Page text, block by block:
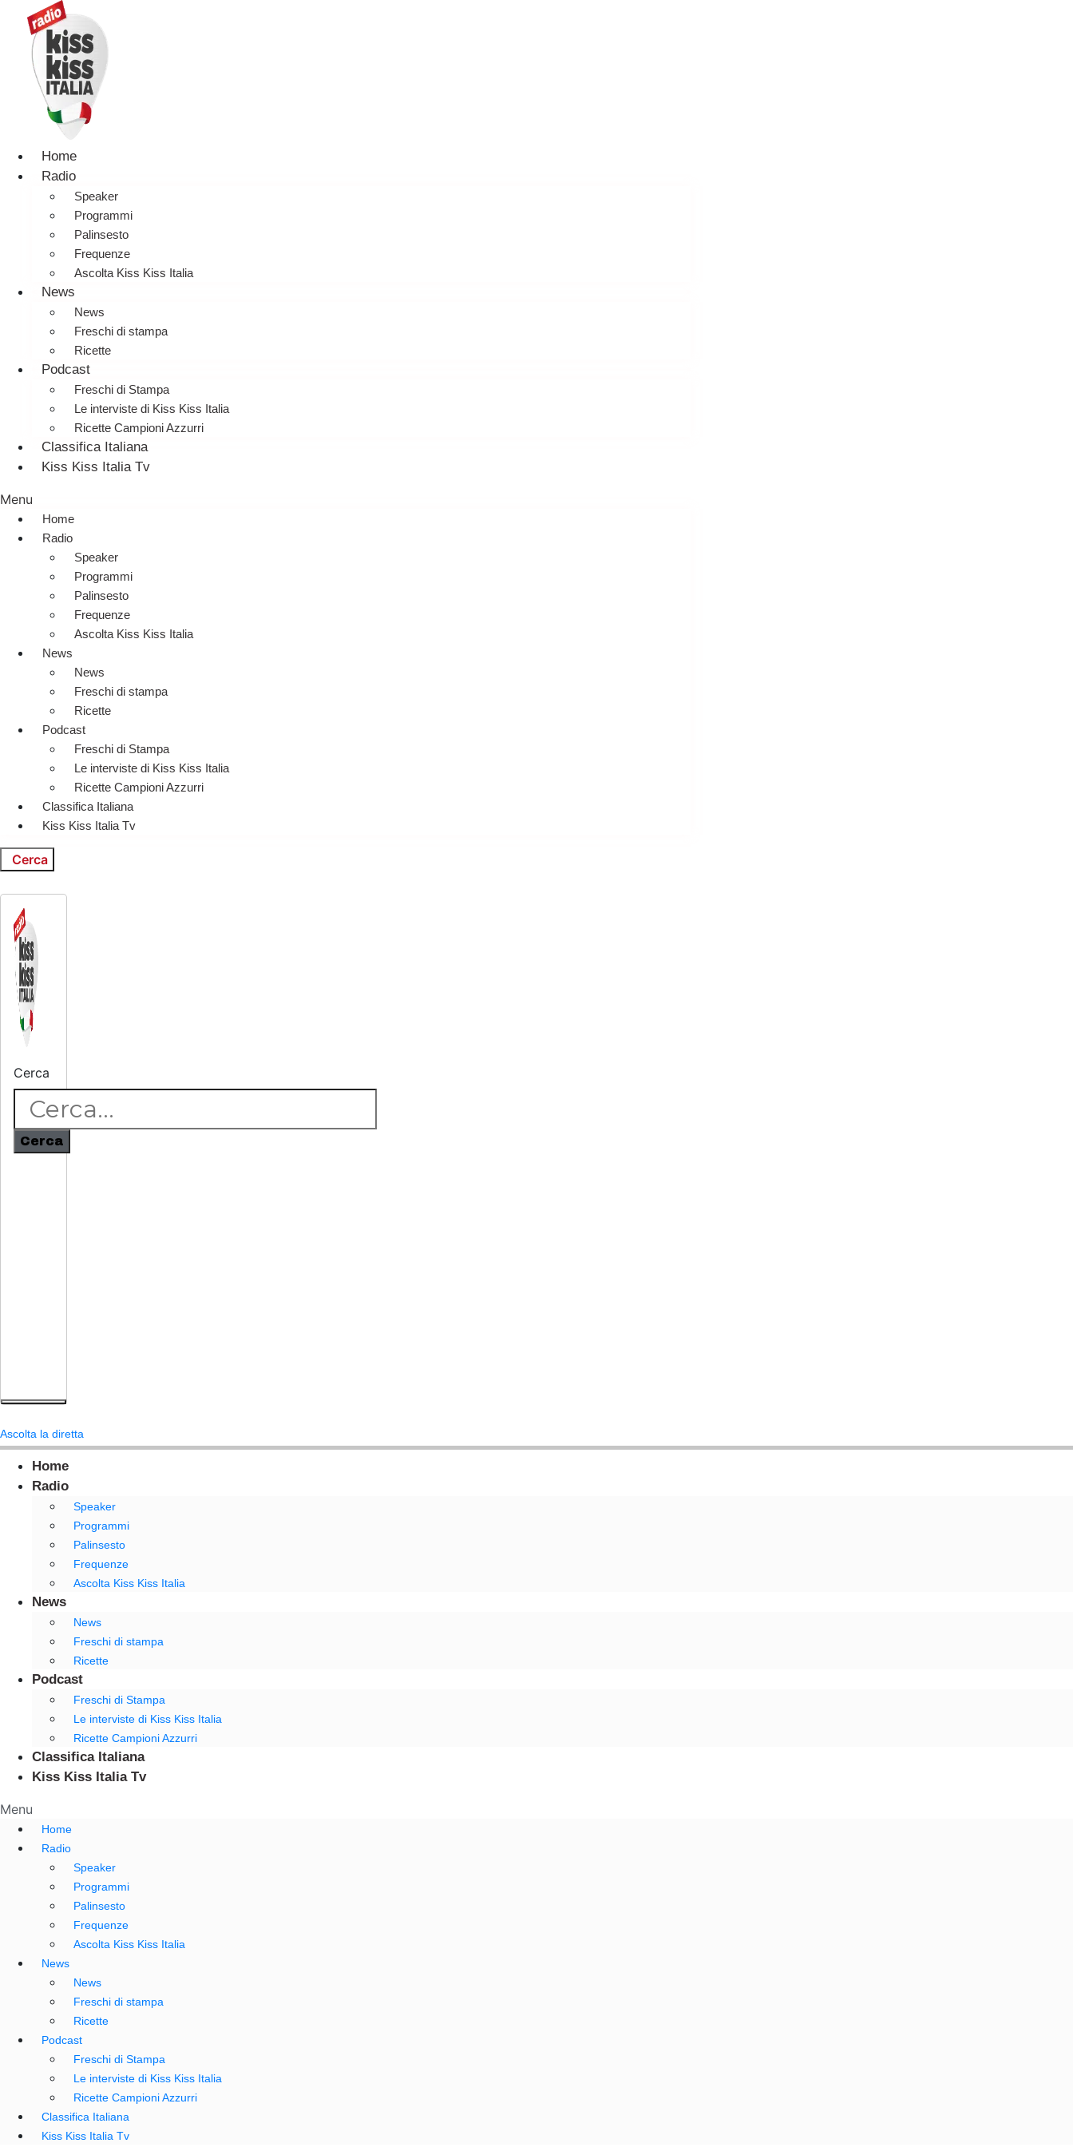
Home
Radio
Speaker
Programmi
Palinsesto
Frequenze
Ascolta Kiss Kiss Italia
News
News
Freschi di stampa
Ricette
Podcast
Freschi di Stampa
Le interviste di Kiss Kiss Italia
Ricette Campioni Azzurri
Classifica Italiana
Kiss Kiss Italia Tv
Menu
Home
Radio
Speaker
Programmi
Palinsesto
Frequenze
Ascolta Kiss Kiss Italia
News
News
Freschi di stampa
Ricette
Podcast
Freschi di Stampa
Le interviste di Kiss Kiss Italia
Ricette Campioni Azzurri
Classifica Italiana
Kiss Kiss Italia Tv
Cerca
Cerca
Cerca
Ascolta la diretta
Home
Radio
Speaker
Programmi
Palinsesto
Frequenze
Ascolta Kiss Kiss Italia
News
News
Freschi di stampa
Ricette
Podcast
Freschi di Stampa
Le interviste di Kiss Kiss Italia
Ricette Campioni Azzurri
Classifica Italiana
Kiss Kiss Italia Tv
Menu
Home
Radio
Speaker
Programmi
Palinsesto
Frequenze
Ascolta Kiss Kiss Italia
News
News
Freschi di stampa
Ricette
Podcast
Freschi di Stampa
Le interviste di Kiss Kiss Italia
Ricette Campioni Azzurri
Classifica Italiana
Kiss Kiss Italia Tv